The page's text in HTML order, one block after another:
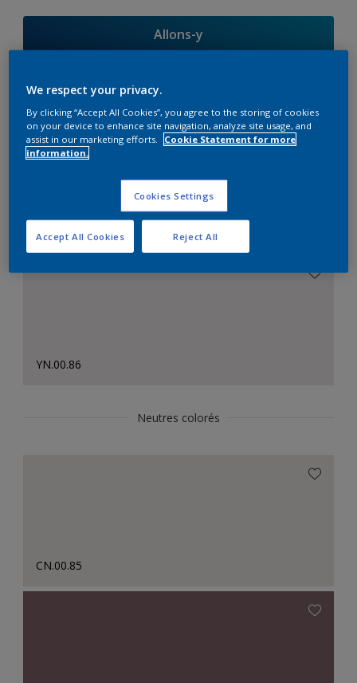
Allons-y
Suggestions
d'Harmonies
Le Blanc Parfait
YN.00.86
Neutres colorés
CN.00.85
We respect your privacy.
By clicking “Accept All Cookies”, you agree to the storing of cookies
on your device to enhance site navigation, analyze site usage, and
assist in our marketing efforts.
Cookie Statement for more
information.
Cookies Settings
Reject All
Accept All Cookies